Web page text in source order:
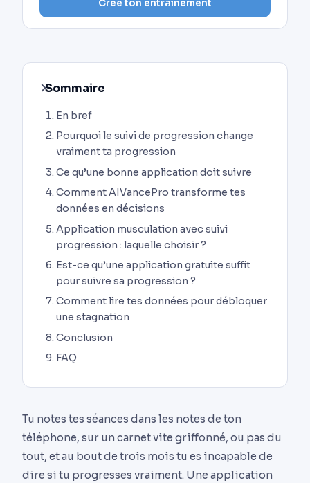
Crée ton entraînement
Sommaire
En bref
Pourquoi le suivi de progression change
vraiment ta progression
Ce qu’une bonne application doit suivre
Comment AIVancePro transforme tes
données en décisions
Application musculation avec suivi
progression : laquelle choisir ?
Est-ce qu’une application gratuite suffit
pour suivre sa progression ?
Comment lire tes données pour débloquer
une stagnation
Conclusion
FAQ
Tu notes tes séances dans les notes de ton
téléphone, sur un carnet vite griffonné, ou pas du
tout, et au bout de trois mois tu es incapable de
dire si tu progresses vraiment. Une application